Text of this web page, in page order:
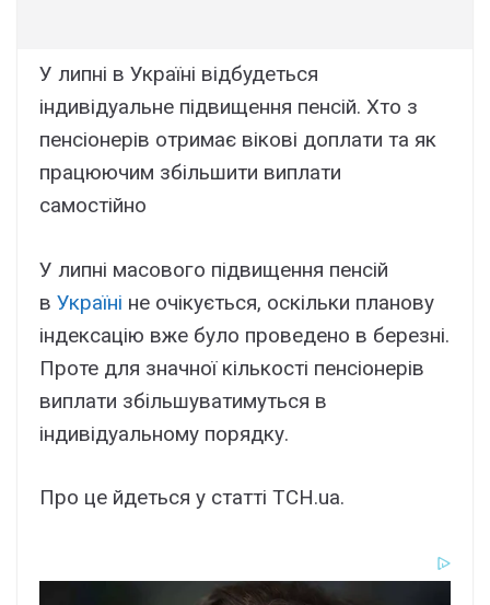
У липні в Україні відбудеться
індивідуальне підвищення пенсій. Хто з
пенсіонерів отримає вікові доплати та як
працюючим збільшити виплати
самостійно
У липні масового підвищення пенсій
в Україні не очікується, оскільки планову
індексацію вже було проведено в березні.
Проте для значної кількості пенсіонерів
виплати збільшуватимуться в
індивідуальному порядку.
Про це йдеться у статті ТСН.ua.